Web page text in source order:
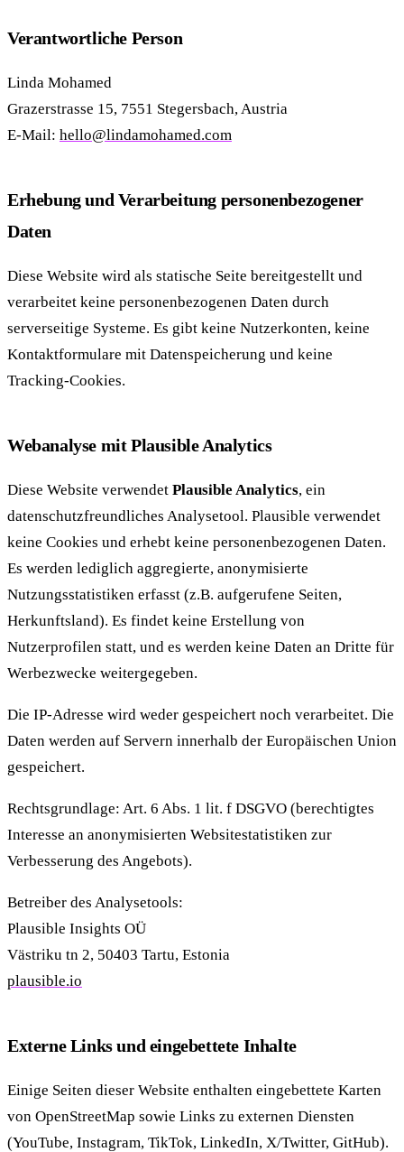
Verantwortliche Person
Linda Mohamed
Grazerstrasse 15, 7551 Stegersbach, Austria
E-Mail: hello@lindamohamed.com
Erhebung und Verarbeitung personenbezogener
Daten
Diese Website wird als statische Seite bereitgestellt und
verarbeitet keine personenbezogenen Daten durch
serverseitige Systeme. Es gibt keine Nutzerkonten, keine
Kontaktformulare mit Datenspeicherung und keine
Tracking-Cookies.
Webanalyse mit Plausible Analytics
Diese Website verwendet Plausible Analytics, ein
datenschutzfreundliches Analysetool. Plausible verwendet
keine Cookies und erhebt keine personenbezogenen Daten.
Es werden lediglich aggregierte, anonymisierte
Nutzungsstatistiken erfasst (z.B. aufgerufene Seiten,
Herkunftsland). Es findet keine Erstellung von
Nutzerprofilen statt, und es werden keine Daten an Dritte für
Werbezwecke weitergegeben.
Die IP-Adresse wird weder gespeichert noch verarbeitet. Die
Daten werden auf Servern innerhalb der Europäischen Union
gespeichert.
Rechtsgrundlage: Art. 6 Abs. 1 lit. f DSGVO (berechtigtes
Interesse an anonymisierten Websitestatistiken zur
Verbesserung des Angebots).
Betreiber des Analysetools:
Plausible Insights OÜ
Västriku tn 2, 50403 Tartu, Estonia
plausible.io
Externe Links und eingebettete Inhalte
Einige Seiten dieser Website enthalten eingebettete Karten
von OpenStreetMap sowie Links zu externen Diensten
(YouTube, Instagram, TikTok, LinkedIn, X/Twitter, GitHub).